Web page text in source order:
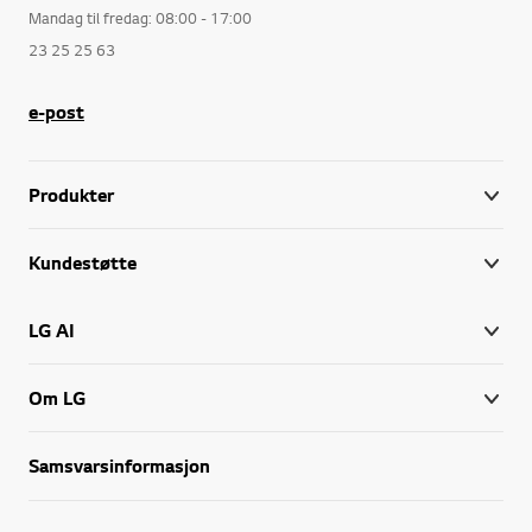
Som et av verdens største elektronikkselskaper har LG et fantastisk sortiment. Du finner alt fra hjemmekinoanlegg,
Mandag til fredag: 08:00 - 17:00
23 25 25 63
e-post
Produkter
Kundestøtte
LG AI
Om LG
Samsvarsinformasjon